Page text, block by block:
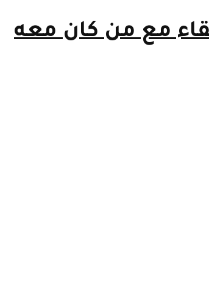
مع من كان معه